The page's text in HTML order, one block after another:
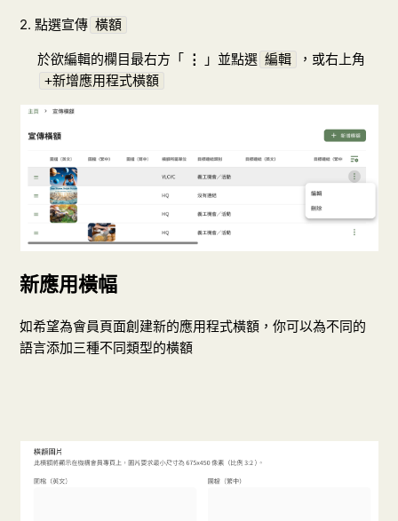
2. 點選宣傳 橫額
於欲編輯的欄目最右方「 ⋮ 」並點選 編輯 ，或右上角
+新增應用程式橫額
新應用橫幅
如希望為會員頁面創建新的應用程式橫額，你可以為不同的
語言添加三種不同類型的橫額